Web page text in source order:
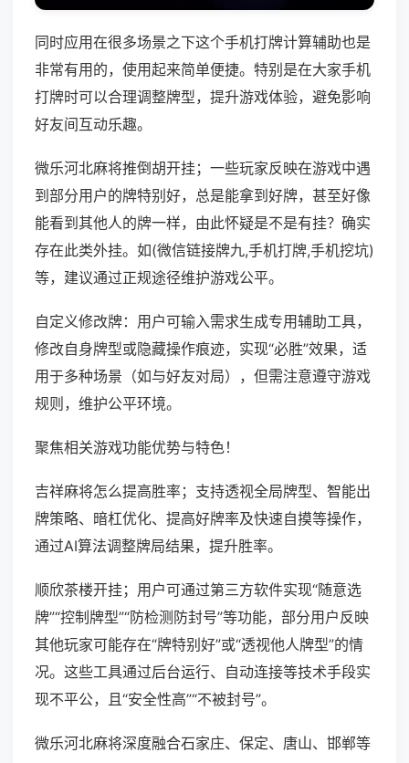
同时应用在很多场景之下这个手机打牌计算辅助也是
非常有用的，使用起来简单便捷。特别是在大家手机
打牌时可以合理调整牌型，提升游戏体验，避免影响
好友间互动乐趣。
微乐河北麻将推倒胡开挂；一些玩家反映在游戏中遇
到部分用户的牌特别好，总是能拿到好牌，甚至好像
能看到其他人的牌一样，由此怀疑是不是有挂？确实
存在此类外挂。如(微信链接牌九,手机打牌,手机挖坑)
等，建议通过正规途径维护游戏公平。
自定义修改牌：用户可输入需求生成专用辅助工具，
修改自身牌型或隐藏操作痕迹，实现“必胜”效果，适
用于多种场景（如与好友对局），但需注意遵守游戏
规则，维护公平环境。
聚焦相关游戏功能优势与特色！
吉祥麻将怎么提高胜率；支持透视全局牌型、智能出
牌策略、暗杠优化、提高好牌率及快速自摸等操作，
通过AI算法调整牌局结果，提升胜率。
顺欣茶楼开挂；用户可通过第三方软件实现“随意选
牌”“控制牌型”“防检测防封号”等功能，部分用户反映
其他玩家可能存在“牌特别好”或“透视他人牌型”的情
况。这些工具通过后台运行、自动连接等技术手段实
现不平公，且“安全性高”“不被封号”。
微乐河北麻将深度融合石家庄、保定、唐山、邯郸等